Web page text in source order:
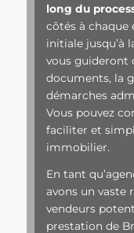
long du
côtés à chaque
initiale jusqu’à
vous guideront
documents, la
démarches
Vous pouvez
faciliter et
immobilier.
En tant
avons un vaste
vendeurs
prestation de